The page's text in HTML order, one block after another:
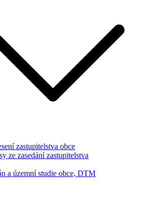
zastupitelstva obce
ze zasedání zastupitelstva
a územní studie obce, DTM